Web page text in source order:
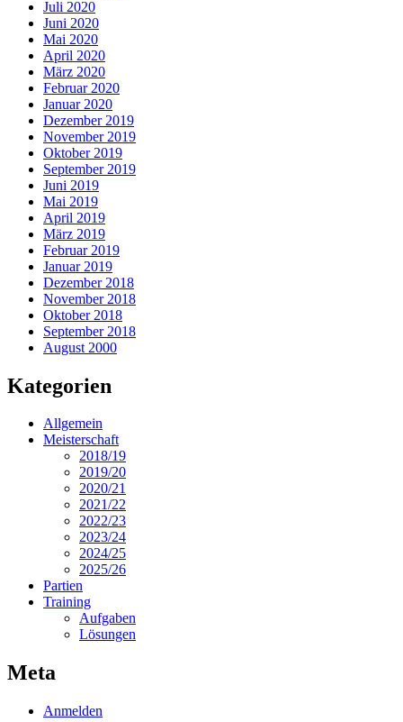
Juli 2020
Juni 2020
Mai 2020
April 2020
März 2020
Februar 2020
Januar 2020
Dezember 2019
November 2019
Oktober 2019
September 2019
Juni 2019
Mai 2019
April 2019
März 2019
Februar 2019
Januar 2019
Dezember 2018
November 2018
Oktober 2018
September 2018
August 2000
Kategorien
Allgemein
Meisterschaft
2018/19
2019/20
2020/21
2021/22
2022/23
2023/24
2024/25
2025/26
Partien
Training
Aufgaben
Lösungen
Meta
Anmelden